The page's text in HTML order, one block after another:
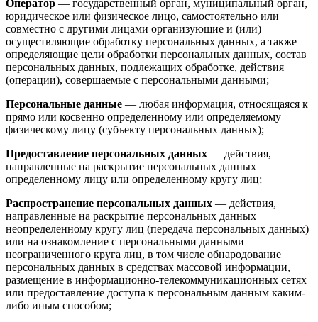
Оператор — государственный орган, муниципальный орган,
юридическое или физическое лицо, самостоятельно или
совместно с другими лицами организующие и (или)
осуществляющие обработку персональных данных, а также
определяющие цели обработки персональных данных, состав
персональных данных, подлежащих обработке, действия
(операции), совершаемые с персональными данными;
Персональные данные — любая информация, относящаяся к
прямо или косвенно определенному или определяемому
физическому лицу (субъекту персональных данных);
Предоставление персональных данных — действия,
направленные на раскрытие персональных данных
определенному лицу или определенному кругу лиц;
Распространение персональных данных — действия,
направленные на раскрытие персональных данных
неопределенному кругу лиц (передача персональных данных)
или на ознакомление с персональными данными
неограниченного круга лиц, в том числе обнародование
персональных данных в средствах массовой информации,
размещение в информационно-телекоммуникационных сетях
или предоставление доступа к персональным данным каким-
либо иным способом;